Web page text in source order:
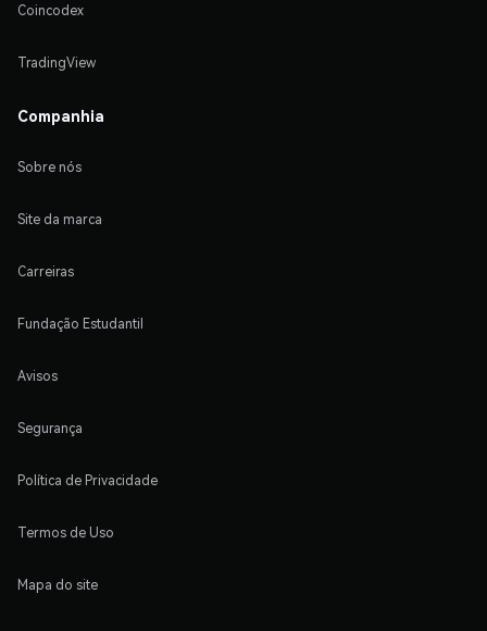
Coincodex
TradingView
Companhia
Sobre nós
Site da marca
Carreiras
Fundação Estudantil
Avisos
Segurança
Política de Privacidade
Termos de Uso
Mapa do site